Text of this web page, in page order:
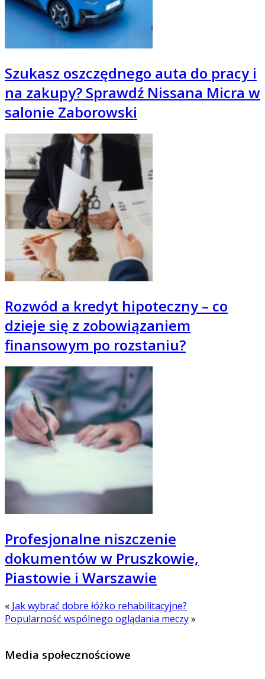
Szukasz oszczędnego auta do pracy i
na zakupy? Sprawdź Nissana Micra w
salonie Zaborowski
Rozwód a kredyt hipoteczny – co
dzieje się z zobowiązaniem
finansowym po rozstaniu?
Profesjonalne niszczenie
dokumentów w Pruszkowie,
Piastowie i Warszawie
« Jak wybrać dobre łóżko rehabilitacyjne?
Popularność wspólnego oglądania meczy»
Media społecznościowe